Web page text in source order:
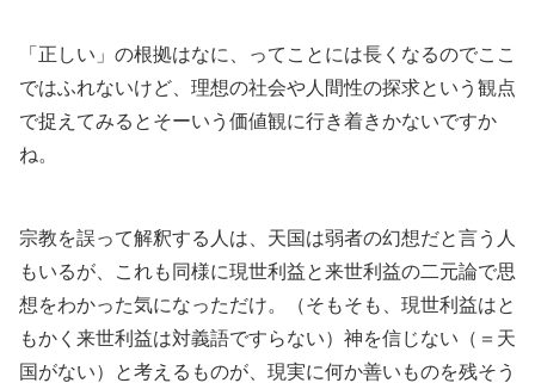
「正しい」の根拠はなに、ってことには長くなるのでここ
ではふれないけど、理想の社会や人間性の探求という観点
で捉えてみるとそーいう価値観に行き着きかないですか
ね。
宗教を誤って解釈する人は、天国は弱者の幻想だと言う人
もいるが、これも同様に現世利益と来世利益の二元論で思
想をわかった気になっただけ。（そもそも、現世利益はと
もかく来世利益は対義語ですらない）神を信じない（＝天
国がない）と考えるものが、現実に何か善いものを残そう